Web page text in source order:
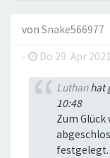
von Snake566977
-
Do 29. Apr
Luthanhat
10:48
Zum
festgelegt.